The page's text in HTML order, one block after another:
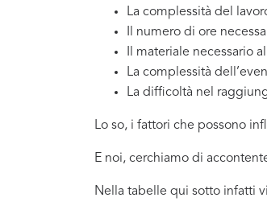
La complessità del
Il numero di ore
Il materiale necessario
La complessità
La difficoltà nel
Lo so, i fattori che possono
E noi, cerchiamo di
Nella tabelle qui sotto infatti